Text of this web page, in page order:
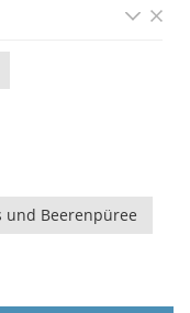
und Beerenpüree